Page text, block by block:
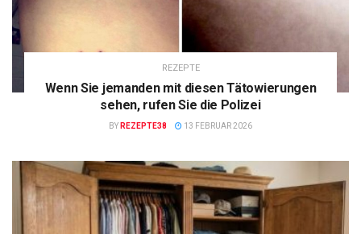
REZEPTE
Wenn Sie jemanden mit diesen Tätowierungen
sehen, rufen Sie die Polizei
BY REZEPTE38 13 FEBRUAR 2026